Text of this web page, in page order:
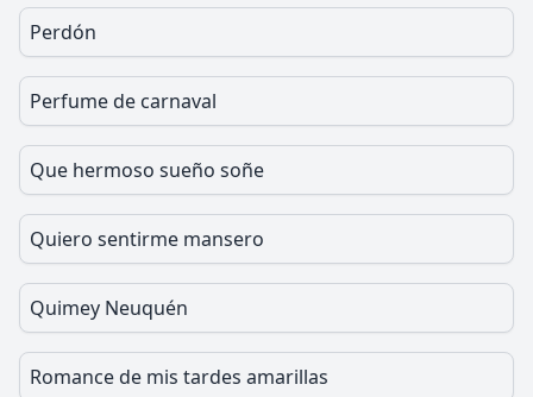
Perdón
Perfume de carnaval
Que hermoso sueño soñe
Quiero sentirme mansero
Quimey Neuquén
Romance de mis tardes amarillas